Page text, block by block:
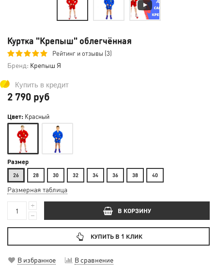
Куртка "Крепыш" облегчённая
Рейтинг и отзывы (3)
Бренд: Крепыш Я
Купить в кредит
2 790 руб
Цвет: Красный
Размер
26 28 30 32 34 36 38 40
Размерная таблица
В КОРЗИНУ
КУПИТЬ В 1 КЛИК
В избранное В сравнение